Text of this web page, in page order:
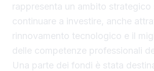
rappresenta un ambito strategico
continuare a investire, anche
rinnovamento tecnologico e il
delle competenze professionali
Una parte dei fondi è stata